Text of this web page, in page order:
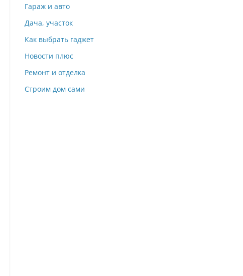
Гараж и авто
Дача, участок
Как выбрать гаджет
Новости плюс
Ремонт и отделка
Строим дом сами